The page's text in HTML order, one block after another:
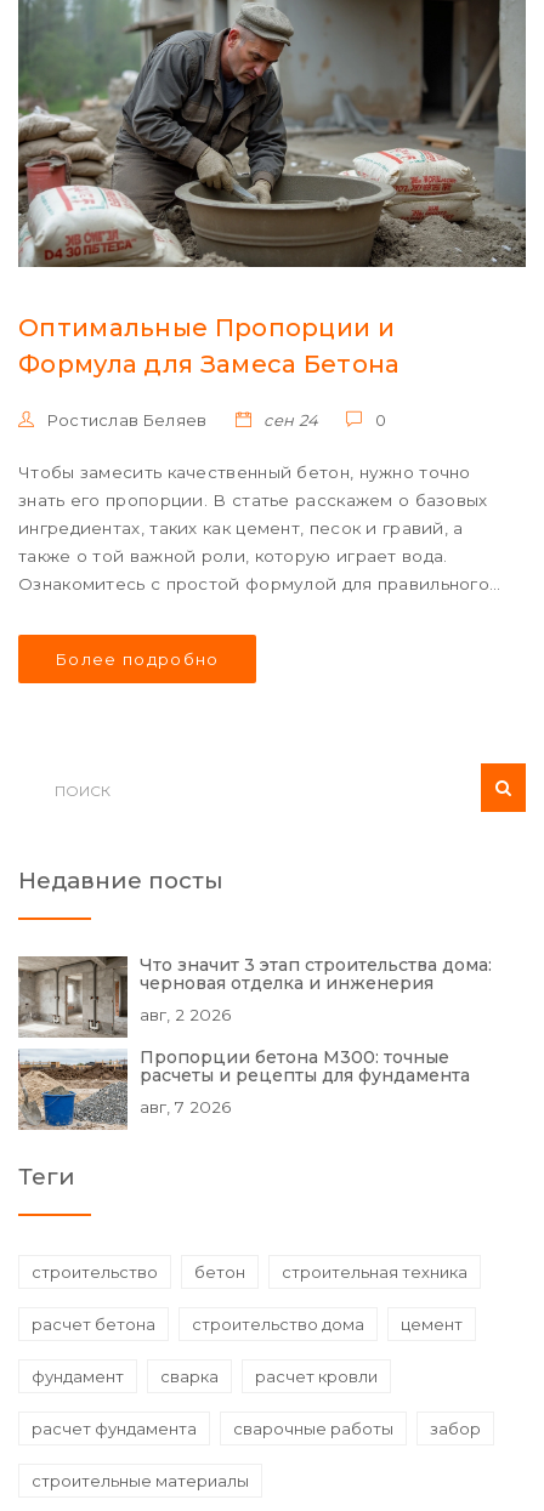
Оптимальные Пропорции и
Формула для Замеса Бетона
Ростислав Беляев сен 24 0
Чтобы замесить качественный бетон, нужно точно
знать его пропорции. В статье расскажем о базовых
ингредиентах, таких как цемент, песок и гравий, а
также о той важной роли, которую играет вода.
Ознакомитесь с простой формулой для правильного
которые облегчат подготовку материала для
строительства.
Более подробно
Недавние посты
Что значит 3 этап строительства дома:
черновая отделка и инженерия
авг, 2 2026
Пропорции бетона М300: точные
расчеты и рецепты для фундамента
авг, 7 2026
Теги
строительство бетон строительная техника
расчет бетона строительство дома цемент
фундамент сварка расчет кровли
расчет фундамента сварочные работы забор
строительные материалы